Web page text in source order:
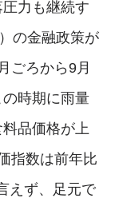
力も継続す
の金融政策が
ごろから9月
時期に雨量
品価格が上
指数は前年比
えず、足元で